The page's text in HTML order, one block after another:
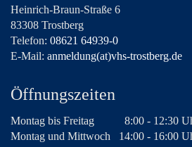
Heinrich-Braun-Straße 6
83308 Trostberg
Telefon: 08621 64939-0
E-Mail: anmeldung(at)vhs-trostberg.de
Öffnungszeiten
Montag bis Freitag
8:00 - 12:30
Montag und Mittwoch 14:00 - 16:00